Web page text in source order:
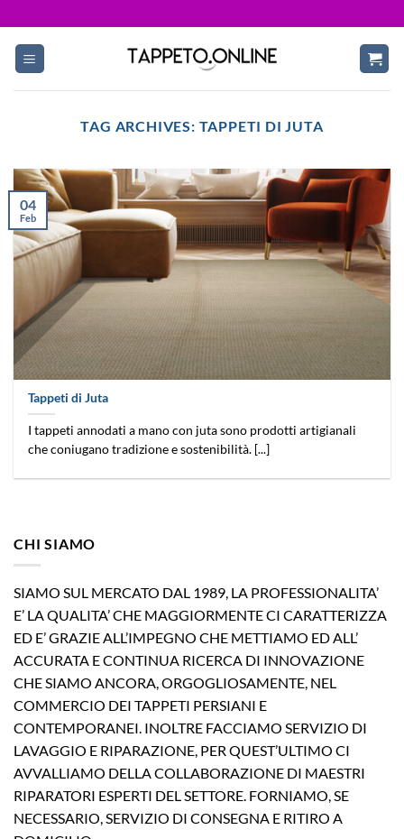
to
content
TAG ARCHIVES: TAPPETI DI JUTA
Tappeti di Juta
I tappeti annodati a mano con juta sono prodotti artigianali
che coniugano tradizione e sostenibilità. [...]
04
Feb
CHI SIAMO
SIAMO SUL MERCATO DAL 1989, LA PROFESSIONALITA’
E’ LA QUALITA’ CHE MAGGIORMENTE CI CARATTERIZZA
ED E’ GRAZIE ALL’IMPEGNO CHE METTIAMO ED ALL’
ACCURATA E CONTINUA RICERCA DI INNOVAZIONE
CHE SIAMO ANCORA, ORGOGLIOSAMENTE, NEL
COMMERCIO DEI TAPPETI PERSIANI E
CONTEMPORANEI. INOLTRE FACCIAMO SERVIZIO DI
LAVAGGIO E RIPARAZIONE, PER QUEST’ULTIMO CI
AVVALLIAMO DELLA COLLABORAZIONE DI MAESTRI
RIPARATORI ESPERTI DEL SETTORE. FORNIAMO, SE
NECESSARIO, SERVIZIO DI CONSEGNA E RITIRO A